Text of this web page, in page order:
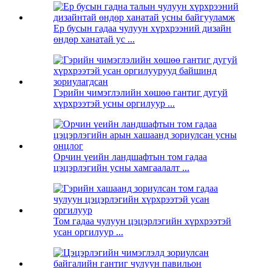
Ер бусын гадаа чулуун хүрхрээний дизайн
өндөр ханатай ус ...
Гэрийн чимэглэлийн хөшөө гантиг дугуй
хүрхрээтэй усны оргилуур ...
Орчин үеийн ландшафтын том гадаа
цэцэрлэгийн усны хамгаалалт ...
Том гадаа чулуун цэцэрлэгийн хүрхрээтэй
усан оргилуур ...